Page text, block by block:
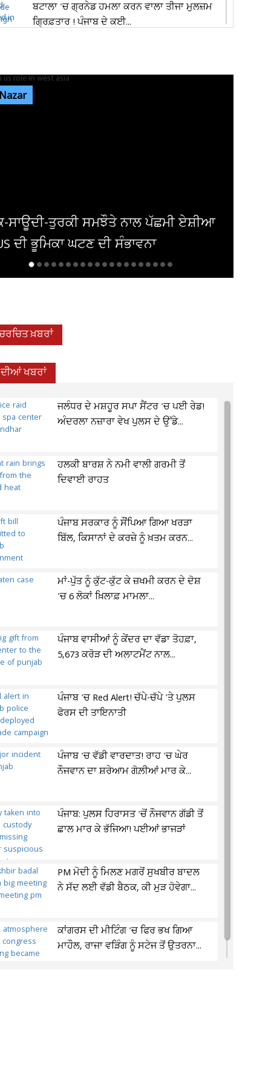
ਬਟਾਲਾ 'ਚ ਗ੍ਰਨੇਡ ਹਮਲਾ ਕਰਨ ਵਾਲਾ ਤੀਜਾ ਮੁਲਜ਼ਮ
ਗ੍ਰਿਫ਼ਤਾਰ ! ਪੰਜਾਬ ਦੇ ਕਈ...
ਪੱਛਮੀ ਏਸ਼ੀਆ
ਤਾਨਾਸ਼ਾਹ ਕਿਮ ਜੋਂਗ ਦੀ ਕੋਈ
ਸਿਹਤ ਨੂੰ ਲੈ ਕੇ ਅਟਕਲਾਂ ਹੋਈਆ
ਖ਼ਬਰਾਂ
ਦੀਆਂ ਖਬਰਾਂ
ਜਲੰਧਰ ਦੇ ਮਸ਼ਹੂਰ ਸਪਾ ਸੈਂਟਰ 'ਚ ਪਈ ਰੇਡ!
ਅੰਦਰਲਾ ਨਜ਼ਾਰਾ ਵੇਖ ਪੁਲਸ ਦੇ ਉੱਡੇ...
ਹਲਕੀ ਬਾਰਸ਼ ਨੇ ਨਮੀ ਵਾਲੀ ਗਰਮੀ ਤੋਂ
ਦਿਵਾਈ ਰਾਹਤ
ਪੰਜਾਬ ਸਰਕਾਰ ਨੂੰ ਸੌਂਪਿਆ ਗਿਆ ਖਰੜਾ
ਬਿੱਲ, ਕਿਸਾਨਾਂ ਦੇ ਕਰਜ਼ੇ ਨੂੰ ਖ਼ਤਮ ਕਰਨ...
ਮਾਂ-ਪੁੱਤ ਨੂੰ ਕੁੱਟ-ਕੁੱਟ ਕੇ ਜ਼ਖਮੀ ਕਰਨ ਦੇ ਦੋਸ਼
'ਚ 6 ਲੋਕਾਂ ਖ਼ਿਲਾਫ਼ ਮਾਮਲਾ...
ਪੰਜਾਬ ਵਾਸੀਆਂ ਨੂੰ ਕੇਂਦਰ ਦਾ ਵੱਡਾ ਤੋਹਫ਼ਾ,
5,673 ਕਰੋੜ ਦੀ ਅਲਾਟਮੈਂਟ ਨਾਲ...
ਪੰਜਾਬ 'ਚ Red Alert! ਚੱਪੇ-ਚੱਪੇ 'ਤੇ ਪੁਲਸ
ਫੋਰਸ ਦੀ ਤਾਇਨਾਤੀ
ਪੰਜਾਬ 'ਚ ਵੱਡੀ ਵਾਰਦਾਤ! ਰਾਹ 'ਚ ਘੇਰ
ਨੌਜਵਾਨ ਦਾ ਸ਼ਰੇਆਮ ਗੋਲ਼ੀਆਂ ਮਾਰ ਕੇ...
ਪੰਜਾਬ: ਪੁਲਸ ਹਿਰਾਸਤ 'ਚੋਂ ਨੌਜਵਾਨ ਗੱਡੀ ਤੋਂ
ਛਾਲ ਮਾਰ ਕੇ ਭੱਜਿਆ! ਪਈਆਂ ਭਾਜੜਾਂ
PM ਮੋਦੀ ਨੂੰ ਮਿਲਣ ਮਗਰੋਂ ਸੁਖਬੀਰ ਬਾਦਲ
ਨੇ ਸੱਦ ਲਈ ਵੱਡੀ ਬੈਠਕ, ਕੀ ਮੁੜ ਹੋਵੇਗਾ...
ਕਾਂਗਰਸ ਦੀ ਮੀਟਿੰਗ 'ਚ ਫਿਰ ਭਖ ਗਿਆ
ਮਾਹੌਲ, ਰਾਜਾ ਵੜਿੰਗ ਨੂੰ ਸਟੇਜ ਤੋਂ ਉਤਰਨਾ...